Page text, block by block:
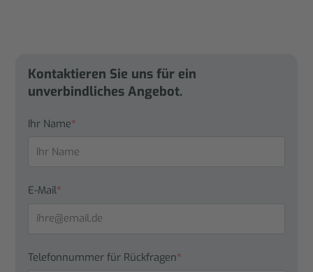
Kontaktieren Sie uns für ein
unverbindliches Angebot.
Ihr Name*
E-Mail*
Telefonnummer für Rückfragen*